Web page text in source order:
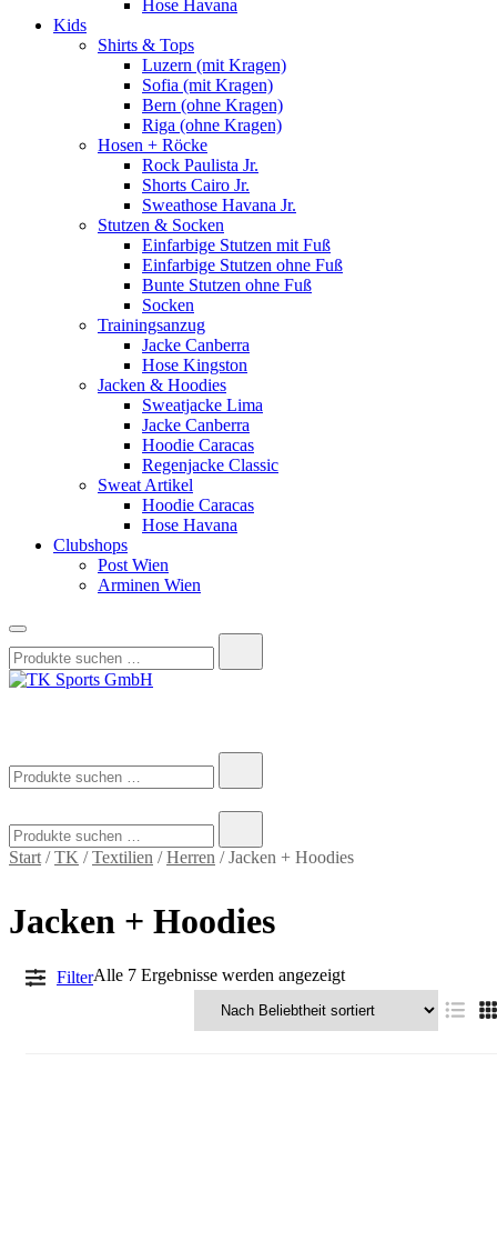
Hose Havana
Kids
Shirts & Tops
Luzern (mit Kragen)
Sofia (mit Kragen)
Bern (ohne Kragen)
Riga (ohne Kragen)
Hosen + Röcke
Rock Paulista Jr.
Shorts Cairo Jr.
Sweathose Havana Jr.
Stutzen & Socken
Einfarbige Stutzen mit Fuß
Einfarbige Stutzen ohne Fuß
Bunte Stutzen ohne Fuß
Socken
Trainingsanzug
Jacke Canberra
Hose Kingston
Jacken & Hoodies
Sweatjacke Lima
Jacke Canberra
Hoodie Caracas
Regenjacke Classic
Sweat Artikel
Hoodie Caracas
Hose Havana
Clubshops
Post Wien
Arminen Wien
nach:
nach:
nach:
Start /TK /Textilien /Herren / Jacken + Hoodies
Jacken + Hoodies
FilterAlle 7 Ergebnisse werden angezeigtNach
Beliebtheit
sortiert